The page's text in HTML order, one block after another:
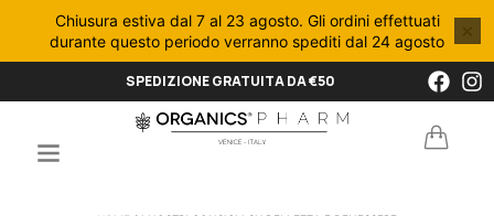
Chiusura estiva dal 7 al 23 agosto. Gli ordini effettuati
durante questo periodo verranno spediti dal 24 agosto
×
SPEDIZIONE GRATUITA DA €50